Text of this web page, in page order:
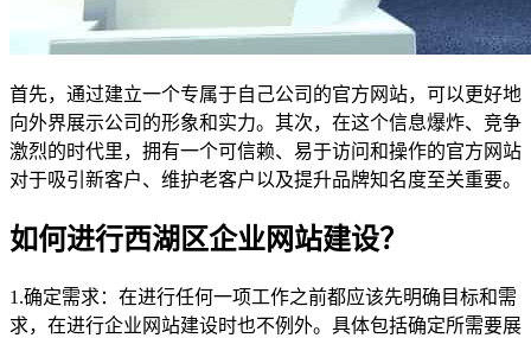
首先，通过建立一个专属于自己公司的官方网站，可以更好地
向外界展示公司的形象和实力。其次，在这个信息爆炸、竞争
激烈的时代里，拥有一个可信赖、易于访问和操作的官方网站
对于吸引新客户、维护老客户以及提升品牌知名度至关重要。
如何进行西湖区企业网站建设？
1.确定需求：在进行任何一项工作之前都应该先明确目标和需
求，在进行企业网站建设时也不例外。具体包括确定所需要展